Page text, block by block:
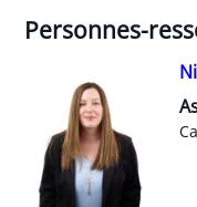
Personnes-